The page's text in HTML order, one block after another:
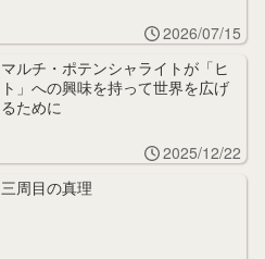
2026/07/15
マルチ・ポテンシャライトが「ヒ
ト」への興味を持って世界を広げ
るために
2025/12/22
三周目の真理